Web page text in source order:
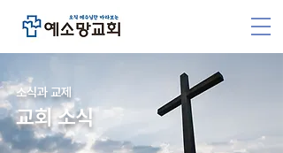
소식과 교제
교회 소식